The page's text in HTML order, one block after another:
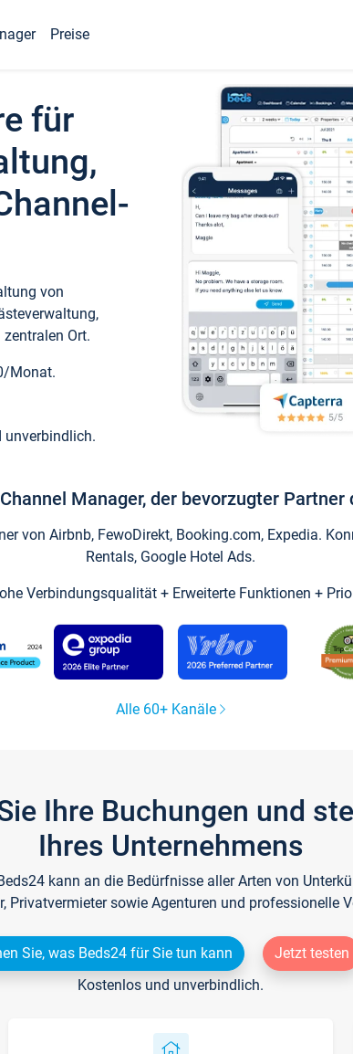
Preise
für
von
Ort.
Monat.
unverbindlich.
Manager, der bevorzugter
von Airbnb, FewoDirekt, Booking.com, Expedia.
Rentals, Google Hotel Ads.
Verbindungsqualität + Erweiterte Funktionen +
Alle 60+ Kanäle
Ihre Buchungen und
Ihres Unternehmens
kann an die Bedürfnisse aller Arten von
Privatvermieter sowie Agenturen und professionelle
Sie, was Beds24 für Sie tun kann
Jetzt testen
Kostenlos und unverbindlich.